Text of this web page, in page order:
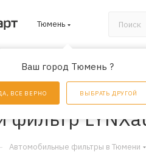
Тюмень
Ваш город Тюмень ?
ВСЕ ВЕРНО ВЫБРАТЬ ДРУГОЙ
АКЦИИ
Автомобильные фильтры в Тюмени